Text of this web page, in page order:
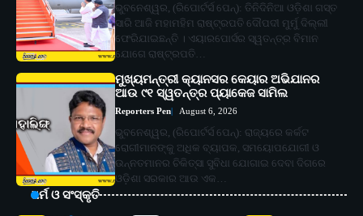
ଭୁବନେଶ୍ୱର, (ରିପୋର୍ଟର୍ସ ପେନ୍‌): ତିନିଦିନିଆ ଓଡ଼ିଶା ଗସ୍ତ
ସାରି ଆଜି ମହାମହିମ ରାଷ୍ଟ୍ରପତି ଦୌପଦୀ ମୁର୍ମୁ ଦିଲ୍ଲୀ
ଫେରିଯାଇଛନ୍ତି । ଏୟାରପୋର୍ସର ସ୍ୱତନ୍ତ୍ର ବିମାନ
ଯୋଗେ ରାଷ୍ଟ୍ରପତି…
ମୁଖ୍ୟମନ୍ତ୍ରୀ କ୍ୟାନସର କେୟାର ଅଭିଯାନର
ଆଉ ୯୧ ସ୍ୱତନ୍ତ୍ର ପ୍ୟାକେଜ ସାମିଲ
Reporters Pen August 6, 2026
ଭୁବନେଶ୍ୱର, (ରିପୋର୍ଟର୍ସ ପେନ୍‌): ରାଜ୍ୟରେ କର୍କଟ
ରୋଗୀମାନଙ୍କୁ ଅଧିକ ବ୍ୟାପକ, ସମୟୋପଯୋଗୀ ଓ
ଉନ୍ନତମାନର ଚିକିତ୍ସା ସୁବିଧା ଯୋଗାଇ ଦେବା ଦିଗରେ
ଓଡ଼ିଶା ସରକାର ଆଉ ଏକ…
ଧର୍ମ ଓ ସଂସ୍କୃତି